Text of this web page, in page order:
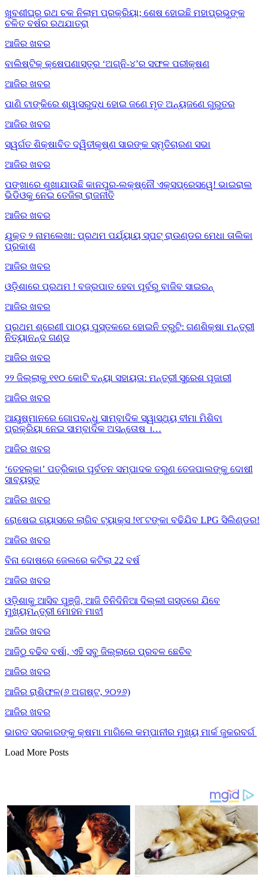
ଖୁବଶୀଘ୍ର ରଥ ଚକ ନିଲାମ ପ୍ରକ୍ରିୟା; ଶେଷ ହୋଇଛି ମହାପ୍ରଭୁଙ୍କ
ଚଳିତ ବର୍ଷର ରଥଯାତ୍ରା
ଆଜିର ଖବର
ବାଲିଷ୍ଟିକ୍ କ୍ଷେପଣାସ୍ତ୍ର ‘ଅଗ୍ନି-୪’ର ସଫଳ ପରୀକ୍ଷଣ
ଆଜିର ଖବର
ପାଣି ଟାଙ୍କିରେ ଶ୍ୱାସରୁଦ୍ଧ ହୋଇ ଜଣେ ମୃତ ଅନ୍ୟଜଣେ ଗୁରୁତର
ଆଜିର ଖବର
ସ୍ୱର୍ଗତ ଶିକ୍ଷାବିତ ଦ୍ୱିତୀକୃଷ୍ଣ ସାରଙ୍କ ସ୍ମୃତିଚାରଣ ସଭା
ଆଜିର ଖବର
ପଙ୍ଖାରେ ଶୁଖାଯାଉଛି କାନପୁର-ଲକ୍ଷ୍ନୌ ଏକ୍ସପ୍ରେସୱେ! ଭାଇରାଲ
ଭିଡିଓକୁ ନେଇ ତେଜିଲା ରାଜନୀତି
ଆଜିର ଖବର
ଯୁକ୍ତ ୨ ନାମଲେଖା: ପ୍ରଥମ ପର୍ଯ୍ୟାୟ ସ୍ପଟ୍ ରାଉଣ୍ଡର ମେଧା ତାଲିକା
ପ୍ରକାଶ
ଆଜିର ଖବର
ଓଡ଼ିଶାରେ ପ୍ରଥମ ! ବଜ୍ରପାତ ହେବା ପୂର୍ବରୁ ବାଜିବ ସାଇରନ୍
ଆଜିର ଖବର
ପ୍ରଥମ ଶ୍ରେଣୀ ପାଠ୍ୟ ପୁସ୍ତକରେ ହୋଇନି ତ୍ରୁଟି: ଗଣଶିକ୍ଷା ମନ୍ତ୍ରୀ
ନିତ୍ୟାନନ୍ଦ ଗଣ୍ଡ
ଆଜିର ଖବର
୨୨ ଜିଲ୍ଲାକୁ ୧୧୦ କୋଟି ବନ୍ୟା ସହାୟତା: ମନ୍ତ୍ରୀ ସୁରେଶ ପୂଜାରୀ
ଆଜିର ଖବର
ଆୟୁଷ୍ମାନରେ ଗୋପବନ୍ଧୁ ସାମ୍ବାଦିକ ସ୍ୱାସ୍ଥ୍ୟ ବୀମା ମିଶିବା
ପ୍ରକ୍ରିୟା ନେଇ ସାମ୍ବାଦିକ ଅସନ୍ତୋଷ ।…
ଆଜିର ଖବର
‘ତେହଲ୍‌କା’ ପତ୍ରିକାର ପୂର୍ବତନ ସମ୍ପାଦକ ତରୁଣ ତେଜପାଲଙ୍କୁ ଦୋଷୀ
ସାବ୍ୟସ୍ତ
ଆଜିର ଖବର
ରୋଷେଇ ଗ୍ୟାସରେ ଲାଗିବ ଟ୍ୟାକ୍ସ !୧୮ଟଙ୍କା ବଢିଯିବ LPG ସିଲିଣ୍ଡର!
ଆଜିର ଖବର
ବିନା ଦୋଷରେ ଜେଲରେ କଟିଲା 22 ବର୍ଷ
ଆଜିର ଖବର
ଓଡ଼ିଶାକୁ ଆସିବ ପୁଞ୍ଜି, ଆଜି ତିନିଦିନିଆ ଦିଲ୍ଲୀ ଗସ୍ତରେ ଯିବେ
ମୁଖ୍ୟମନ୍ତ୍ରୀ ମୋହନ ମାଝୀ
ଆଜିର ଖବର
ଆଜିଠୁ ବଢିବ ବର୍ଷା, ଏହି ସବୁ ଜିଲ୍ଲାରେ ପ୍ରବଳ ଛେଚିବ
ଆଜିର ଖବର
ଆଜିର ରାଶିଫଳ(୬ ଅଗଷ୍ଟ, ୨୦୨୬)
ଆଜିର ଖବର
ଭାରତ ସରକାରଙ୍କୁ କ୍ଷମା ମାଗିଲେ କମ୍ପାନୀର ମୁଖ୍ୟ ମାର୍କ ଜୁକରବର୍ଗ
Load More Posts